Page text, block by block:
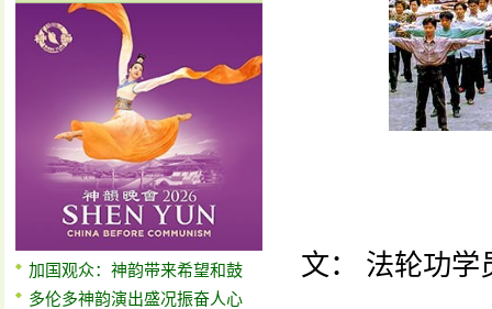
加国观众：神韵带来希望和鼓
多伦多神韵演出盛况振奋人心
文： 法轮功学